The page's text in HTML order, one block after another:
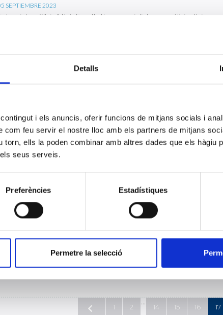
Detalls
i els anuncis, oferir funcions de mitjans socials i
com feu servir el nostre lloc amb els partners de mitjans
torn, ells la poden combinar amb altres dades que els hàgiu
seus serveis.
Preferències Estadístiques
Permetre la selecció
SEPTIEMBRE 2023
a Sílvia Miró, Facultativa especialista en análisis clínico.
época de vacaciones ya ha llegado y en CLILAB Diagnòstics no
muy contenta con la gente que trabajo,
Cada vez trabajamos con más integración”
a María Eugènia Márquez Beltri Facultativa Adjunta y
análisis clínicos son básicos e
XXI”
1 2
...
14 15 16 17